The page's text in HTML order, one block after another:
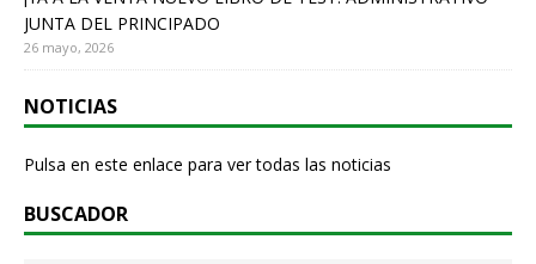
JUNTA DEL PRINCIPADO
26 mayo, 2026
NOTICIAS
Pulsa en este enlace para ver todas las noticias
BUSCADOR